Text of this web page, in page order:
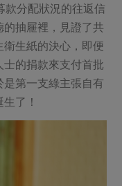
款分配狀況的往返信
抽屜裡，見證了共
生紙的決心，即便
的捐款來支付首批
第一支綠主張自有
了！